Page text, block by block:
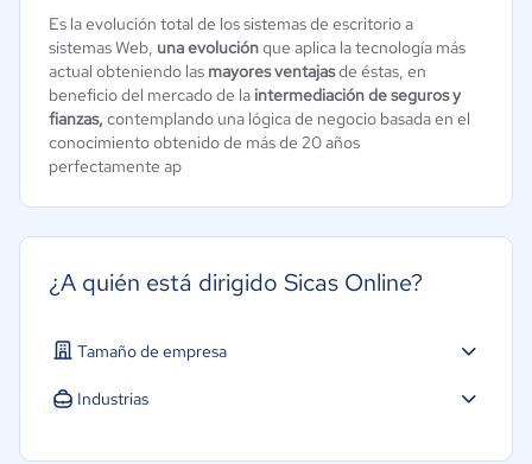
Es la evolución total de los sistemas de escritorio a
sistemas Web, una evoluciónque aplica la tecnología más
actual obteniendo las mayores ventajasde éstas, en
beneficio del mercado de la intermediación de seguros y
fianzas, contemplando una lógica de negocio basada en el
conocimiento obtenido de más de 20 años
perfectamente ap
¿A quién está dirigido Sicas Online?
Tamaño de empresa
Industrias